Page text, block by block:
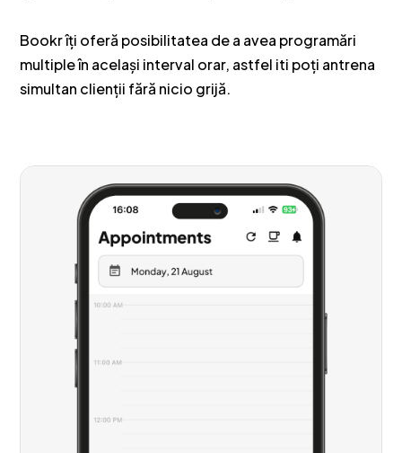
Bookr îți oferă posibilitatea de a avea programări
multiple în același interval orar, astfel iti poți antrena
simultan clienții fără nicio grijă.